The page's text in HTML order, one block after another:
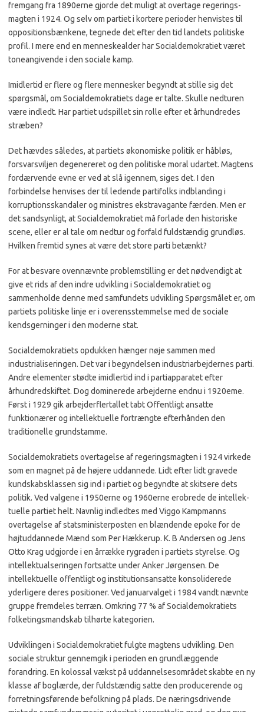
frem­gang fra 1890erne gjorde det muligt at overtage regerings­
magten i 1924. Og selv om par­tiet i kortere perioder henvi­stes til
oppositionsbænkene, tegnede det efter den tid lan­dets politiske
profil. I mere end en menneskealder har Social­demokratiet været
toneangi­vende i den sociale kamp.
Imidlertid er flere og flere mennesker begyndt at stille sig det
spørgsmål, om Socialdemo­kratiets dage er talte. Skulle nedturen
være indledt. Har partiet udspillet sin rolle efter et århundredes
stræben?
Det hævdes således, at parti­ets økonomiske politik er håb­løs,
forsvarsviljen degenereret og den politiske moral udartet. Magtens
fordærvende evne er ved at slå igennem, siges det. I den
forbindelse henvises der til ledende partifolks indblanding i
korruptionsskandaler og mi­nistres ekstravagante færden. Men er
det sandsynligt, at So­cialdemokratiet må forlade den historiske
scene, eller er al tale om nedtur og forfald fuld­stændig grundløs.
Hvilken fremtid synes at være det store parti betænkt?
For at besvare ovennævnte problemstilling er det nødven­digt at
give et rids af den indre udvikling i Socialdemokratiet og
sammenholde denne med samfundets udvikling Spørgs­målet er, om
partiets politiske linje er i overensstemmelse med de sociale
kendsgerninger i den moderne stat.
Socialdemokratiets opduk­ken hænger nøje sammen med
industrialiseringen. Det var i begyndelsen industriarbejder­nes parti.
Andre elementer stødte imidlertid ind i partiap­paratet efter
århundredskiftet. Dog dominerede arbejderne endnu i 1920eme.
Først i 1929 gik arbejderflertallet tabt Of­fentligt ansatte
funktionærer og intellektuelle fortrængte ef­terhånden den
traditionelle grundstamme.
Socialdemokra­tiets overtagelse af regerings­magten i 1924 virkede
som en magnet på de højere uddanne­de. Lidt efter lidt gravede
kundskabsklassen sig ind i par­tiet og begyndte at skitsere dets
politik. Ved valgene i 1950erne og 1960erne erobrede de intellek­
tuelle partiet helt. Navnlig ind­ledtes med Viggo Kampmanns
overtagelse af statsminister­posten en blændende epoke for de
højtuddannede Mænd som Per Hækkerup. K. B Andersen og Jens
Otto Krag udgjor­de i en årrække rygraden i par­tiets styrelse. Og
intellektualseringen fortsatte under Anker Jørgensen. De
intellektuelle offentligt og institutionsansat­te konsoliderede
yderligere deres positioner. Ved januarvalget i 1984 vandt nævnte
gruppe fremdeles terræn. Om­kring 77 % af Socialdemokra­tiets
folketingsmandskab til­hørte kategorien.
Udviklingen i Socialdemo­kratiet fulgte magtens udvik­ling. Den
sociale struktur gen­nemgik i perioden en grund­læggende
forandring. En ko­lossal vækst på uddannelses­området skabte en ny
klasse af boglærde, der fuldstændig sat­te den producerende og
forret­ningsførende befolkning på plads. De næringsdrivende